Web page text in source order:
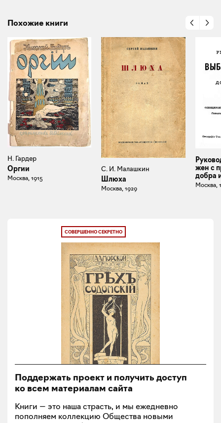
Похожие книги
Н. Гардер
Оргии
Москва, 1915
С. И. Малашкин
Шлюха
Москва, 1929
жен с
добра
Москва,
СОВЕРШЕННО СЕКРЕТНО
Поддержать проект и получить доступ
ко всем материалам сайта
Книги — это наша страсть, и мы ежедневно
пополняем коллекцию Общества новыми